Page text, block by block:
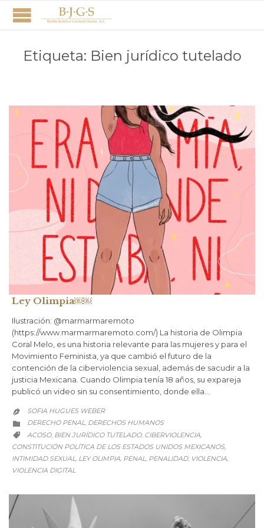
Etiqueta: Bien jurídico tutelado
Ley Olimpia￼￼
Ilustración: @marmarmaremoto
(https://www.marmarmaremoto.com/) La historia de Olimpia
Coral Melo, es una historia relevante para las mujeres y para el
Movimiento Feminista, ya que cambió el futuro de la
contención de la ciberviolencia sexual, además de sacudir a la
justicia Mexicana. Cuando Olimpia tenía 18 años, su expareja
publicó un video sin su consentimiento, donde ella…
 SOFIA HUGUES WEBER
 CATEGORY
DERECHO PENAL, DERECHOS HUMANOS
 CATEGORY
ACOSO, BIEN JURÍDICO TUTELADO, CIBERVIOLENCIA,
CONSTITUCIÓN POLÍTICA DE LOS ESTADOS UNIDOS MEXICANOS,
INTIMIDAD SEXUAL, LEY OLIMPIA, PENAL, PENALIDAD, VIOLENCIA,
VIOLENCIA DIGITAL